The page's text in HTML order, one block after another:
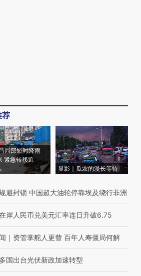
荐
局部短时降雨
紧急转移近
显影｜瓜农的漫长等待
避封锁 中国超大油轮停靠埃及绕行非洲
岸人民币兑美元汇率连日升破6.75
｜ 资管掌舵人更替 百年人寿僵局何解
多国出台光伏新政加速转型